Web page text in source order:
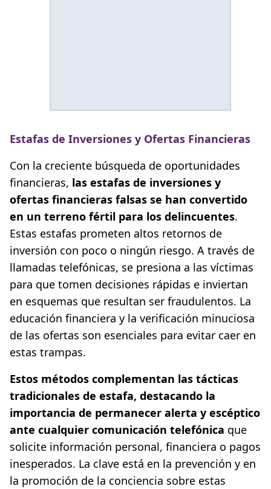
Estafas de Inversiones y Ofertas Financieras
Con la creciente búsqueda de oportunidades
financieras, las estafas de inversiones y
ofertas financieras falsas se han convertido
en un terreno fértil para los delincuentes.
Estas estafas prometen altos retornos de
inversión con poco o ningún riesgo. A través de
llamadas telefónicas, se presiona a las víctimas
para que tomen decisiones rápidas e inviertan
en esquemas que resultan ser fraudulentos. La
educación financiera y la verificación minuciosa
de las ofertas son esenciales para evitar caer en
estas trampas.
Estos métodos complementan las tácticas
tradicionales de estafa, destacando la
importancia de permanecer alerta y escéptico
ante cualquier comunicación telefónica que
solicite información personal, financiera o pagos
inesperados. La clave está en la prevención y en
la promoción de la conciencia sobre estas